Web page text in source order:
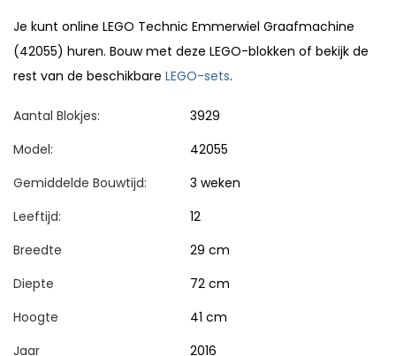
Je kunt online LEGO Technic Emmerwiel Graafmachine
(42055) huren. Bouw met deze LEGO-blokken of bekijk de
rest van de beschikbare LEGO-sets.
Aantal Blokjes:
3929
Model:
42055
Gemiddelde Bouwtijd:
3 weken
Leeftijd:
12
Breedte
29 cm
Diepte
72 cm
Hoogte
41 cm
Jaar
2016